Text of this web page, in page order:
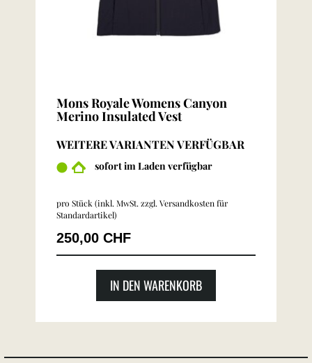
Mons Royale Womens Canyon
Merino Insulated Vest
WEITERE VARIANTEN VERFÜGBAR
sofort im Laden verfügbar
pro Stück (inkl. MwSt. zzgl. Versandkosten für
Standardartikel)
250,00 CHF
IN DEN WARENKORB